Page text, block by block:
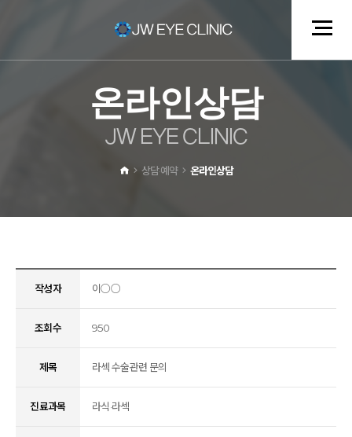
온라인상담
JW EYE CL N C
상담·예약 온라인상담
작성자 이○○
조회수 950
제목 라섹 수술관련 문의
진료과목 라식·라섹